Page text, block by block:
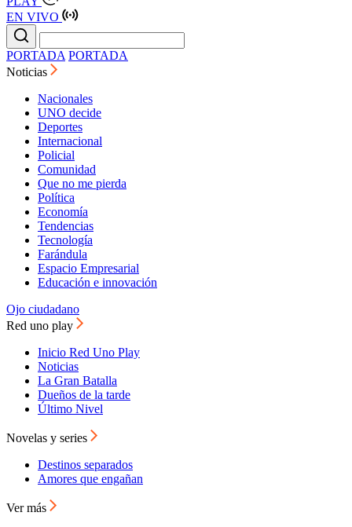
EN VIVO
PORTADA PORTADA
Noticias
Nacionales
UNO decide
Deportes
Internacional
Policial
Comunidad
Que no me pierda
Política
Economía
Tendencias
Tecnología
Farándula
Espacio Empresarial
Educación e innovación
Ojo ciudadano
Red uno play
Inicio Red Uno Play
Noticias
La Gran Batalla
Dueños de la tarde
Último Nivel
Novelas y series
Destinos separados
Amores que engañan
Ver más